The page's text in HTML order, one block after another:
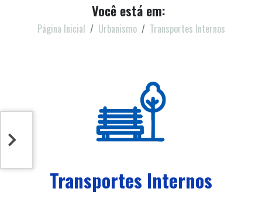
Você está em:
Página Inicial Urbanismo Transportes Internos
Transportes Internos